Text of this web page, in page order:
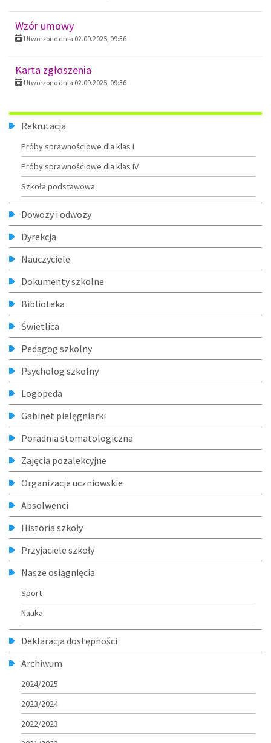
Wzór umowy
Utworzono dnia 02.09.2025, 09:36
Karta zgłoszenia
Utworzono dnia 02.09.2025, 09:36
MenuRekrutacja
Próby sprawnościowe dla klas I
Próby sprawnościowe dla klas IV
Szkoła podstawowa
Dowozy i odwozy
Dyrekcja
Nauczyciele
Dokumenty szkolne
Biblioteka
Świetlica
Pedagog szkolny
Psycholog szkolny
Logopeda
Gabinet pielęgniarki
Poradnia stomatologiczna
Zajęcia pozalekcyjne
Organizacje uczniowskie
Absolwenci
Historia szkoły
Przyjaciele szkoły
Nasze osiągnięcia
Sport
Nauka
Deklaracja dostępności
Archiwum
2024/2025
2023/2024
2022/2023